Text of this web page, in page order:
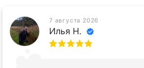
7 августа 2026
Илья Н.